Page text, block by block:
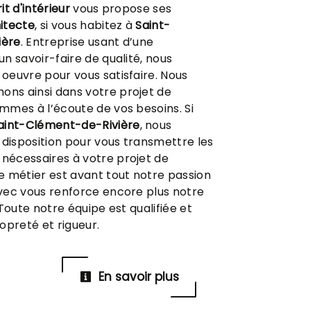
d'intérieurvous propose ses
, si vous habitez àSaint-
. Entreprise usant d’une
savoir-faire de qualité, nous
pour vous satisfaire. Nous
ainsi dans votre projet de
à l’écoute de vos besoins. Si
Clément-de-Rivière, nous
pour vous transmettre les
à votre projet de
métier est avant tout notre passion
vous renforce encore plus notre
notre équipe est qualifiée et
et rigueur.
En savoir plus